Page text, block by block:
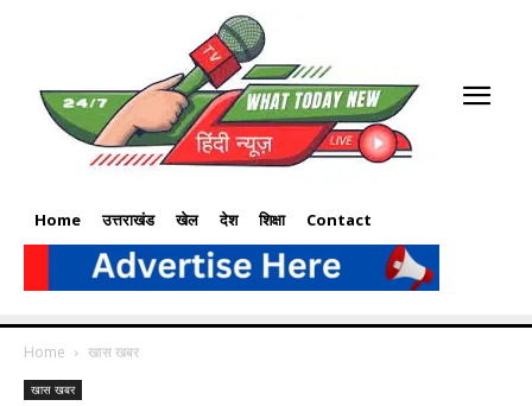
Home उत्तराखंड खेल देश शिक्षा Contact
Home खास खबर
खास खबर